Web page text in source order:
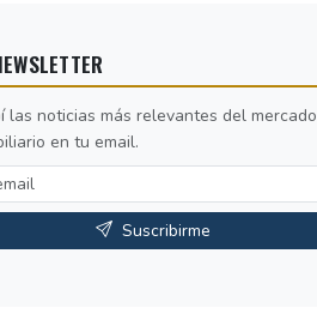
las noticias más relevantes del mercado
en tu email.
Suscribirme